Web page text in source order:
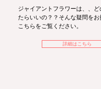
ジャイアントフラワーは、、
たらいいの？？​そんな疑問をお
こちらをご覧ください。
詳細はこちら